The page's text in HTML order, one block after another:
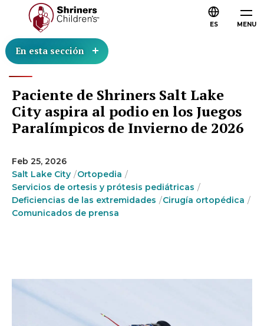
MENU
ES
En esta sección
Paciente de Shriners Salt Lake
City aspira al podio en los Juegos
Paralímpicos de Invierno de 2026
Feb 25, 2026
Salt Lake City
Ortopedia
Servicios de ortesis y prótesis pediátricas
Deficiencias de las extremidades
Cirugía ortopédica
Comunicados de prensa